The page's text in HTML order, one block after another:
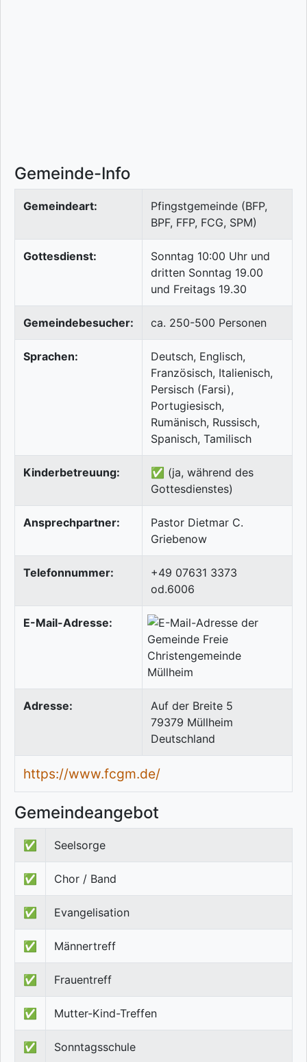
Gemeinde-Info
Gemeindeart:
Pfingstgemeinde (BFP,
BPF, FFP, FCG, SPM)
Gottesdienst:
Sonntag 10:00 Uhr und
dritten Sonntag 19.00
und Freitags 19.30
Gemeindebesucher: ca. 250-500 Personen
Sprachen:
Deutsch, Englisch,
Französisch, Italienisch,
Persisch (Farsi),
Portugiesisch,
Rumänisch, Russisch,
Spanisch, Tamilisch
Kinderbetreuung:
✅ (ja, während des
Gottesdienstes)
Ansprechpartner:
Pastor Dietmar C.
Griebenow
Telefonnummer:
+49 07631 3373
od.6006
E-Mail-Adresse:
Adresse:
Auf der Breite 5
79379 Müllheim
Deutschland
https://www.fcgm.de/
Gemeindeangebot
✅ Seelsorge
✅ Chor / Band
✅ Evangelisation
✅ Männertreff
✅ Frauentreff
✅ Mutter-Kind-Treffen
✅ Sonntagsschule